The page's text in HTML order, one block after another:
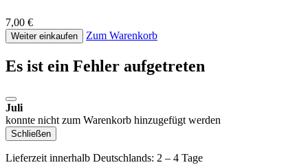
7,00 €
Weiter einkaufen Zum Warenkorb
Es ist ein Fehler aufgetreten
Juli
konnte nicht zum Warenkorb hinzugefügt werden
Schließen
Lieferzeit innerhalb Deutschlands: 2 – 4 Tage